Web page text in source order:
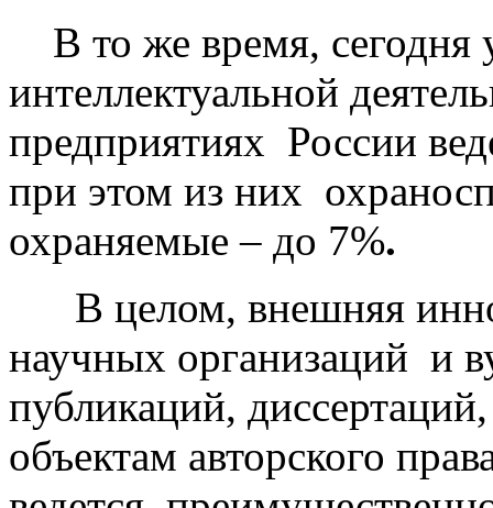
В то же время, сегодня
интеллектуальной
предприятиях России
при этом из них
охраняемые – до 7%.
В целом, внешняя
научных организаций и
публикаций,
объектам авторского